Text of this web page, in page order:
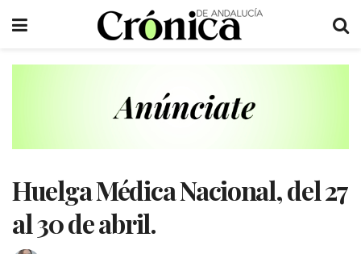
Huelga Médica Nacional, del 27
al 30 de abril.